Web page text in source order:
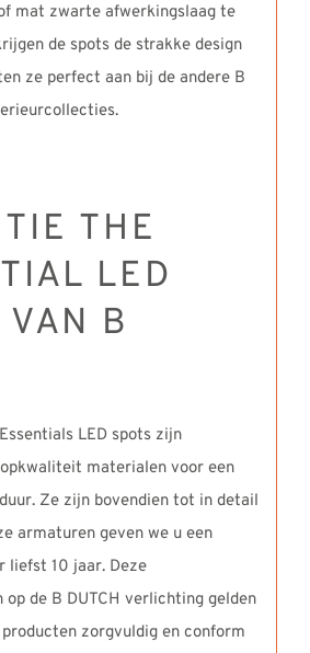
mat zwarte afwerkingslaag te
de spots de strakke design
ze perfect aan bij de andere B
THE
LED
B
LED spots zijn
materialen voor een
Ze zijn bovendien tot in detail
armaturen geven we u een
liefst 10 jaar. Deze
de B DUTCH verlichting gelden
zorgvuldig en conform